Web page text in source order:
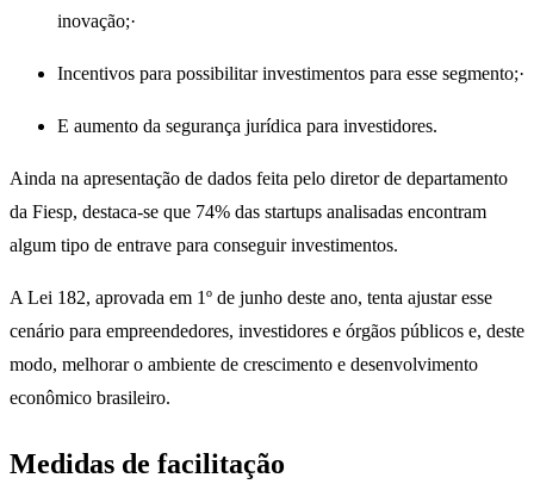
inovação;·
Incentivos para possibilitar investimentos para esse segmento;·
E aumento da segurança jurídica para investidores.
Ainda na apresentação de dados feita pelo diretor de departamento
da Fiesp, destaca-se que 74% das startups analisadas encontram
algum tipo de entrave para conseguir investimentos.
A Lei 182, aprovada em 1º de junho deste ano, tenta ajustar esse
cenário para empreendedores, investidores e órgãos públicos e, deste
modo, melhorar o ambiente de crescimento e desenvolvimento
econômico brasileiro.
Medidas de facilitação